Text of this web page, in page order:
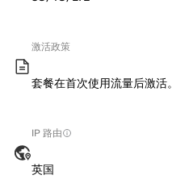
激活政策
套餐在首次使用流量后激活。
IP 路由
英国